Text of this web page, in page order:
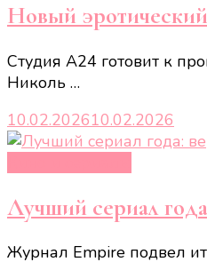
Новый
Студия A24 готовит к
Николь …
10.02.202610.02.2026
Лучший сериал
Журнал Empire подвел